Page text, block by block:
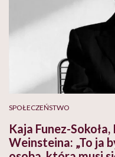
SPOŁECZEŃSTWO
Kaja Funez-
Weinsteina: „To ja